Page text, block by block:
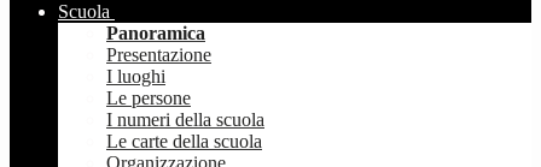
Scuola
Panoramica
Presentazione
I luoghi
Le persone
I numeri della scuola
Le carte della scuola